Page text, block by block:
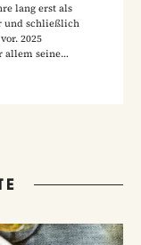
lang erst als
und schließlich
2025
allem seine